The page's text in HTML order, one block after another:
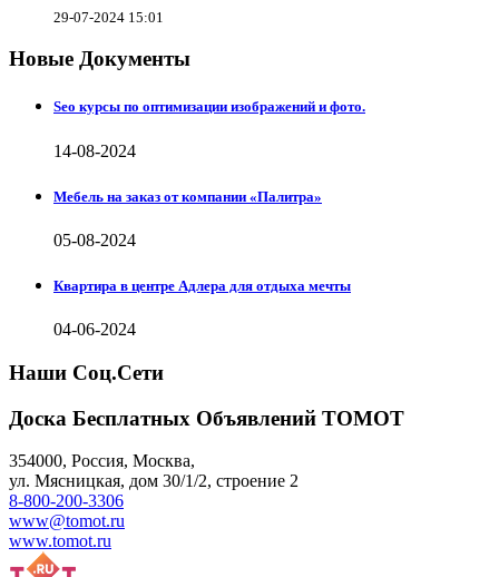
29-07-2024 15:01
Новые Документы
Seo курсы по оптимизации изображений и фото.
14-08-2024
Мебель на заказ от компании «Палитра»
05-08-2024
Квартира в центре Адлера для отдыха мечты
04-06-2024
Наши Соц.Сети
Доска Бесплатных Объявлений ТОМОТ
354000, Россия, Москва,
ул. Мясницкая, дом 30/1/2, строение 2
8-800-200-3306
www@tomot.ru
www.tomot.ru